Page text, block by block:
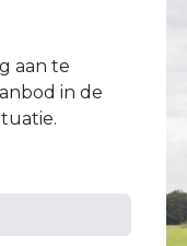
aan te
in de